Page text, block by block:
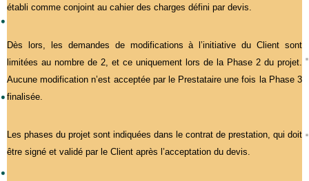
établi comme conjoint au cahier des charges défini par devis.
Dès lors, les demandes de modifications à l’initiative du Client sont
limitées au nombre de 2, et ce uniquement lors de la Phase 2 du projet.
Aucune modification n’est acceptée par le Prestataire une fois la Phase 3
finalisée.
Les phases du projet sont indiquées dans le contrat de prestation, qui doit
être signé et validé par le Client après l’acceptation du devis.